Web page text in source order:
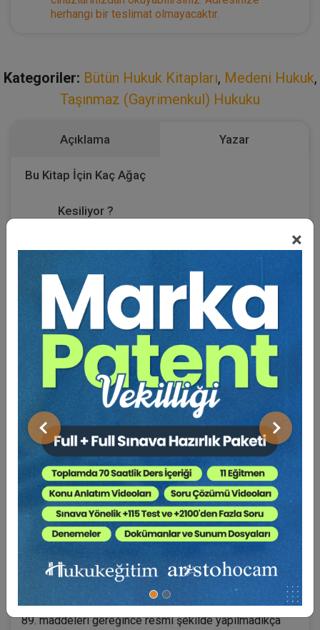
×
Önceki Sonraki
herhangi bir teslimat olmayacaktır.
Kategoriler: Bütün Hukuk Kitapları, Medeni Hukuk,
Taşınmaz (Gayrimenkul) Hukuku
Açıklama Yazar
Bu Kitap İçin Kaç Ağaç
Kesiliyor ?
Mülkiyet hakkı Anayasanın 35. maddesi ve bu maddeye
uygun olarak çıkarılan kanunlarla korunduğu gibi, 5170
sayılı Kanunla değişik Anayasanın 90. maddesi ile kanun
hükmünde olduğu kabul edilen, Avrupa İnsan Hakları
SözleĢmesine Ek 1 Numaralı Protokolün 1. maddesiyle
de güvence altına alınmıştır.
6100 sayılı HMK 297/2. maddesinde, (1086 sayılı
HUMK‟nun 388/son md.) hüküm sonucu kısmında;
“istek sonuçlarından her biri hakkında verilen hükümle,
taraflara yüklenen borç ve tanınan hakların, birer birer,
açık, şüphe ve tereddüt uyandırmayacak şekilde
gösterilmesi gereklidir.” düzenlemesine yer verilmiştir.
Yasa maddesinin bu açık hükmünün sonucu olarak,
mahkemelerce kurulan hükümler infaz sırasında
tereddüt ve şüphe yaratmayacak nitelikte olmalıdır.
Tapuda kayıtlı taşınmazların harici satışı TMK'nin 706,
6098 sayılı TBK'nin 237, 818 sayılı BK'nin 213, 2644
sayılı Tapu Kanunu'nun 26 ve Noterlik Kanunu'nun 60 ve
89. maddeleri gereğince resmi şekilde yapılmadıkça